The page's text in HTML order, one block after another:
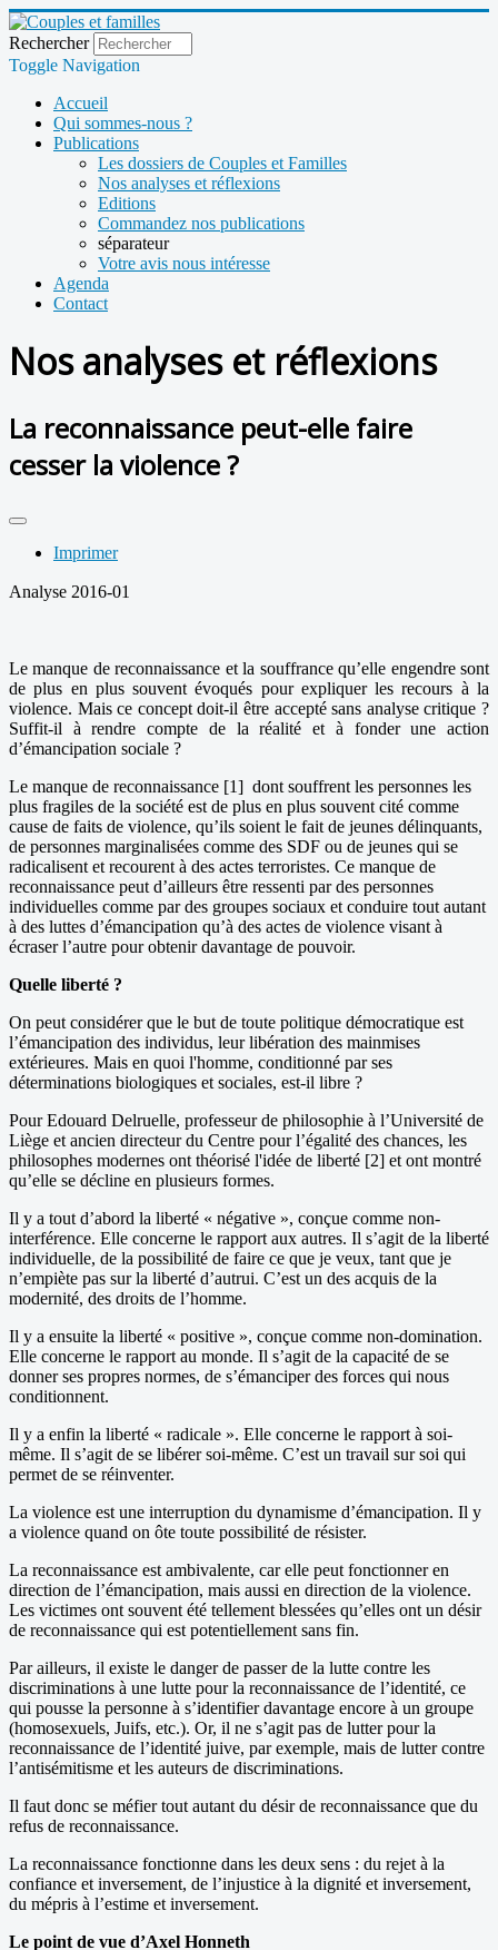
Rechercher
Toggle Navigation
Accueil
Qui sommes-nous ?
Publications
Les dossiers de Couples et Familles
Nos analyses et réflexions
Editions
Commandez nos publications
séparateur
Votre avis nous intéresse
Agenda
Contact
Nos analyses et réflexions
La reconnaissance peut-elle faire
cesser la violence ?
Imprimer
Analyse 2016-01
Le manque de reconnaissance et la souffrance qu’elle engendre sont
de plus en plus souvent évoqués pour expliquer les recours à la
violence. Mais ce concept doit-il être accepté sans analyse critique ?
Suffit-il à rendre compte de la réalité et à fonder une action
d’émancipation sociale ?
Le manque de reconnaissance [1] dont souffrent les personnes les
plus fragiles de la société est de plus en plus souvent cité comme
cause de faits de violence, qu’ils soient le fait de jeunes délinquants,
de personnes marginalisées comme des SDF ou de jeunes qui se
radicalisent et recourent à des actes terroristes. Ce manque de
reconnaissance peut d’ailleurs être ressenti par des personnes
individuelles comme par des groupes sociaux et conduire tout autant
à des luttes d’émancipation qu’à des actes de violence visant à
écraser l’autre pour obtenir davantage de pouvoir.
Quelle liberté ?
On peut considérer que le but de toute politique démocratique est
l’émancipation des individus, leur libération des mainmises
extérieures. Mais en quoi l'homme, conditionné par ses
déterminations biologiques et sociales, est-il libre ?
Pour Edouard Delruelle, professeur de philosophie à l’Université de
Liège et ancien directeur du Centre pour l’égalité des chances, les
philosophes modernes ont théorisé l'idée de liberté [2] et ont montré
qu’elle se décline en plusieurs formes.
Il y a tout d’abord la liberté « négative », conçue comme non-
interférence. Elle concerne le rapport aux autres. Il s’agit de la liberté
individuelle, de la possibilité de faire ce que je veux, tant que je
n’empiète pas sur la liberté d’autrui. C’est un des acquis de la
modernité, des droits de l’homme.
Il y a ensuite la liberté « positive », conçue comme non-domination.
Elle concerne le rapport au monde. Il s’agit de la capacité de se
donner ses propres normes, de s’émanciper des forces qui nous
conditionnent.
Il y a enfin la liberté « radicale ». Elle concerne le rapport à soi-
même. Il s’agit de se libérer soi-même. C’est un travail sur soi qui
permet de se réinventer.
La violence est une interruption du dynamisme d’émancipation. Il y
a violence quand on ôte toute possibilité de résister.
La reconnaissance est ambivalente, car elle peut fonctionner en
direction de l’émancipation, mais aussi en direction de la violence.
Les victimes ont souvent été tellement blessées qu’elles ont un désir
de reconnaissance qui est potentiellement sans fin.
Par ailleurs, il existe le danger de passer de la lutte contre les
discriminations à une lutte pour la reconnaissance de l’identité, ce
qui pousse la personne à s’identifier davantage encore à un groupe
(homosexuels, Juifs, etc.). Or, il ne s’agit pas de lutter pour la
reconnaissance de l’identité juive, par exemple, mais de lutter contre
l’antisémitisme et les auteurs de discriminations.
Il faut donc se méfier tout autant du désir de reconnaissance que du
refus de reconnaissance.
La reconnaissance fonctionne dans les deux sens : du rejet à la
confiance et inversement, de l’injustice à la dignité et inversement,
du mépris à l’estime et inversement.
Le point de vue d’Axel Honneth